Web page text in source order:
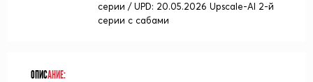
серии / UPD: 20.05.2026 Upscale-AI 2-й
серии с сабами
ОПИСАНИЕ: